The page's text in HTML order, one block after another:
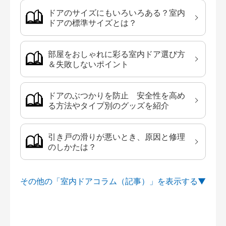
ドアのサイズにもいろいろある？室内
ドアの標準サイズとは？
部屋をおしゃれに彩る室内ドア選び方
＆失敗しないポイント
ドアのぶつかりを防止 安全性を高め
る方法やタイプ別のグッズを紹介
引き戸の滑りが悪いとき、原因と修理
のしかたは？
その他の「室内ドアコラム（記事）」を